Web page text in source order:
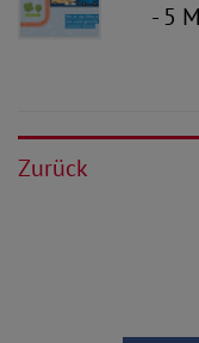
- 5
Zurück